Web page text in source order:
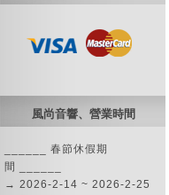
風尚音響、營業時間
______ 春節休假期
間 ______
→ 2026-2-14 ~ 2026-2-25